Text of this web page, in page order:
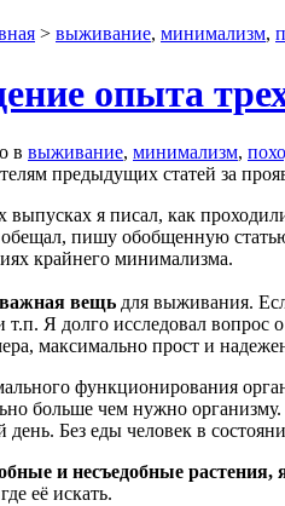
> выживание, минимализм,
опыта
в выживание, минимализм,
предыдущих статей за
выпусках я писал, как
пишу обобщенную
крайнего минимализма.
вещь для выживания.
и т.п. Я долго исследовал
максимально прост и
функционирования
больше чем нужно организму.
день. Без еды человек в
и несъедобные растения,
её искать.